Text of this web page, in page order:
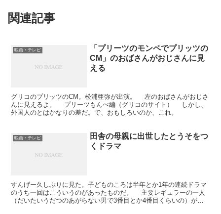
関連記事
映画・テレビ
「プリーツのモンペでプリッツの
CM」のおばさんがおじさんに見
える
グリコのプリッツのCM。松浦亜弥が出演。 左のおばさんがおじさ
んに見えるよ。 プリーツもんぺ編（グリコのサイト） しかし、
外国人のとはかなりの差だ。で、おもしろいのか、これ。
映画・テレビ
田舎の母親に出世したとうそをつ
くドラマ
すんげー久しぶりに見た。子どものころは半年とか1年の連続ドラマ
のうち一回はこういうのがあったものだ。 主要レギュラーの一人
（だいたいうだつのあがらない男で3番目とか4番目くらいの）が、